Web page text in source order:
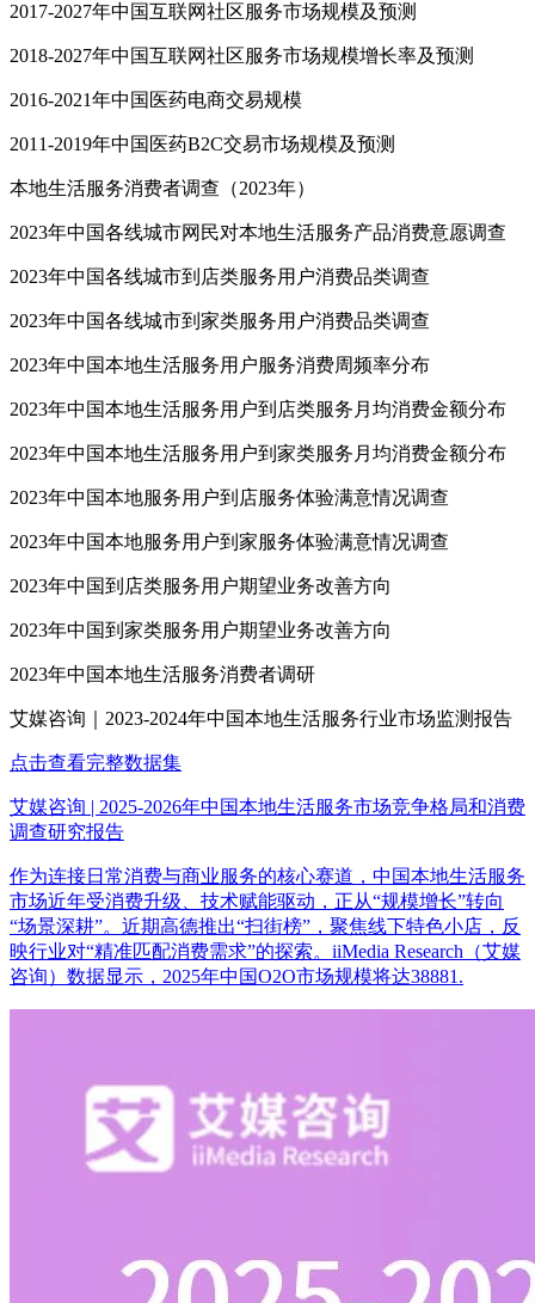
2017-2027年中国互联网社区服务市场规模及预测
2018-2027年中国互联网社区服务市场规模增长率及预测
2016-2021年中国医药电商交易规模
2011-2019年中国医药B2C交易市场规模及预测
本地生活服务消费者调查（2023年）
2023年中国各线城市网民对本地生活服务产品消费意愿调查
2023年中国各线城市到店类服务用户消费品类调查
2023年中国各线城市到家类服务用户消费品类调查
2023年中国本地生活服务用户服务消费周频率分布
2023年中国本地生活服务用户到店类服务月均消费金额分布
2023年中国本地生活服务用户到家类服务月均消费金额分布
2023年中国本地服务用户到店服务体验满意情况调查
2023年中国本地服务用户到家服务体验满意情况调查
2023年中国到店类服务用户期望业务改善方向
2023年中国到家类服务用户期望业务改善方向
2023年中国本地生活服务消费者调研
艾媒咨询｜2023-2024年中国本地生活服务行业市场监测报告
点击查看完整数据集
艾媒咨询 | 2025-2026年中国本地生活服务市场竞争格局和消费
调查研究报告
作为连接日常消费与商业服务的核心赛道，中国本地生活服务
市场近年受消费升级、技术赋能驱动，正从“规模增长”转向
“场景深耕”。近期高德推出“扫街榜”，聚焦线下特色小店，反
映行业对“精准匹配消费需求”的探索。iiMedia Research（艾媒
咨询）数据显示，2025年中国O2O市场规模将达38881.